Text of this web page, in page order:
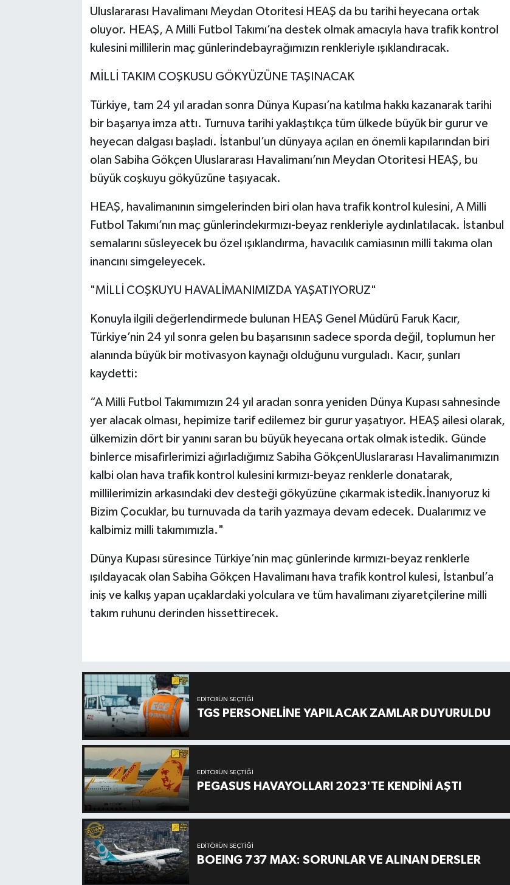
Uluslararası Havalimanı Meydan Otoritesi HEAŞ da bu tarihi heyecana ortak
oluyor. HEAŞ, A Milli Futbol Takımı’na destek olmak amacıyla hava trafik kontrol
kulesini millilerin maç günlerindebayrağımızın renkleriyle ışıklandıracak.
MİLLİ TAKIM COŞKUSU GÖKYÜZÜNE TAŞINACAK
Türkiye, tam 24 yıl aradan sonra Dünya Kupası’na katılma hakkı kazanarak tarihi
bir başarıya imza attı. Turnuva tarihi yaklaştıkça tüm ülkede büyük bir gurur ve
heyecan dalgası başladı. İstanbul’un dünyaya açılan en önemli kapılarından biri
olan Sabiha Gökçen Uluslararası Havalimanı’nın Meydan Otoritesi HEAŞ, bu
büyük coşkuyu gökyüzüne taşıyacak.
HEAŞ, havalimanının simgelerinden biri olan hava trafik kontrol kulesini, A Milli
Futbol Takımı’nın maç günlerindekırmızı-beyaz renkleriyle aydınlatılacak. İstanbul
semalarını süsleyecek bu özel ışıklandırma, havacılık camiasının milli takıma olan
inancını simgeleyecek.
"MİLLİ COŞKUYU HAVALİMANIMIZDA YAŞATIYORUZ"
Konuyla ilgili değerlendirmede bulunan HEAŞ Genel Müdürü Faruk Kacır,
Türkiye’nin 24 yıl sonra gelen bu başarısının sadece sporda değil, toplumun her
alanında büyük bir motivasyon kaynağı olduğunu vurguladı. Kacır, şunları
kaydetti:
“A Milli Futbol Takımımızın 24 yıl aradan sonra yeniden Dünya Kupası sahnesinde
yer alacak olması, hepimize tarif edilemez bir gurur yaşatıyor. HEAŞ ailesi olarak,
ülkemizin dört bir yanını saran bu büyük heyecana ortak olmak istedik. Günde
binlerce misafirlerimizi ağırladığımız Sabiha GökçenUluslararası Havalimanımızın
kalbi olan hava trafik kontrol kulesini kırmızı-beyaz renklerle donatarak,
millilerimizin arkasındaki dev desteği gökyüzüne çıkarmak istedik.İnanıyoruz ki
Bizim Çocuklar, bu turnuvada da tarih yazmaya devam edecek. Dualarımız ve
kalbimiz milli takımımızla."
Dünya Kupası süresince Türkiye’nin maç günlerinde kırmızı-beyaz renklerle
ışıldayacak olan Sabiha Gökçen Havalimanı hava trafik kontrol kulesi, İstanbul’a
iniş ve kalkış yapan uçaklardaki yolculara ve tüm havalimanı ziyaretçilerine milli
takım ruhunu derinden hissettirecek.
EDITÖRÜN SEÇTIĞI
TGS PERSONELİNE YAPILACAK ZAMLAR DUYURULDU
EDITÖRÜN SEÇTIĞI
PEGASUS HAVAYOLLARI 2023'TE KENDİNİ AŞTI
EDITÖRÜN SEÇTIĞI
BOEING 737 MAX: SORUNLAR VE ALINAN DERSLER